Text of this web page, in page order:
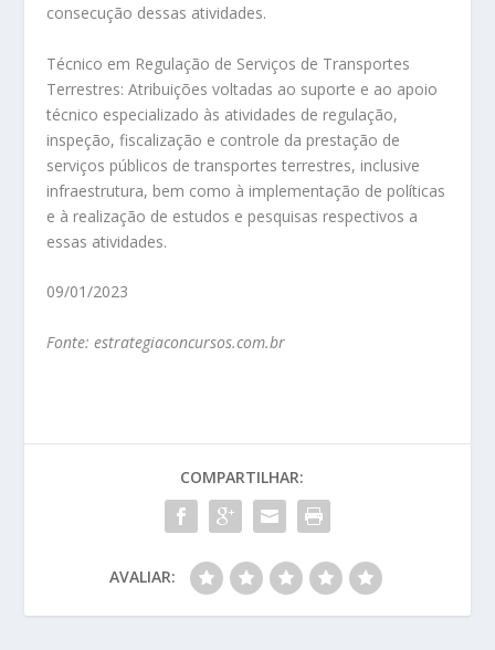
consecução dessas atividades.
Técnico em Regulação de Serviços de Transportes
Terrestres: Atribuições voltadas ao suporte e ao apoio
técnico especializado às atividades de regulação,
inspeção, fiscalização e controle da prestação de
serviços públicos de transportes terrestres, inclusive
infraestrutura, bem como à implementação de políticas
e à realização de estudos e pesquisas respectivos a
essas atividades.
09/01/2023
Fonte: estrategiaconcursos.com.br
COMPARTILHAR:
AVALIAR: